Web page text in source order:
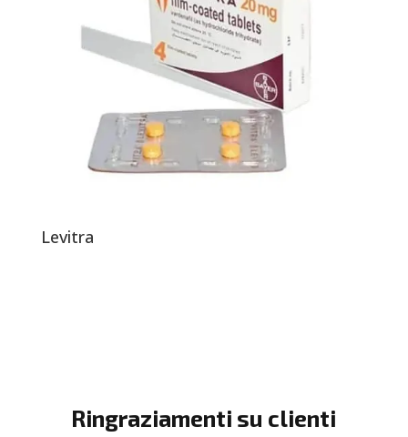
Levitra
Ringraziamenti su clienti